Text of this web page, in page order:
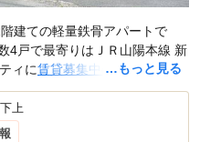
…もっと見る
建ての軽量鉄骨アパートで
4戸で最寄りはＪＲ山陽本線 新
ィに賃貸募集中の部屋が1件
上